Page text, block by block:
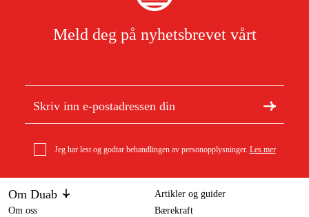
Meld deg på nyhetsbrevet vårt
Jeg har lest og godtar behandlingen av personopplysninger. Les mer
Om Duab
Om oss
Artikler og guider
Bærekraft